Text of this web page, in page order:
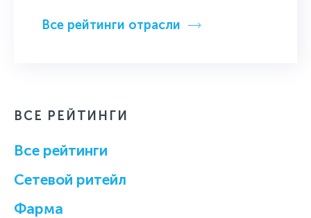
Все рейтинги отрасли
ВСЕ РЕЙТИНГИ
Все рейтинги
Cетевой ритейл
Фарма